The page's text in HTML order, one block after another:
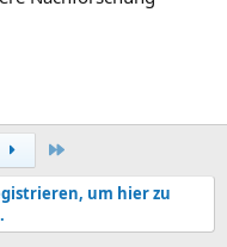
um hier zu